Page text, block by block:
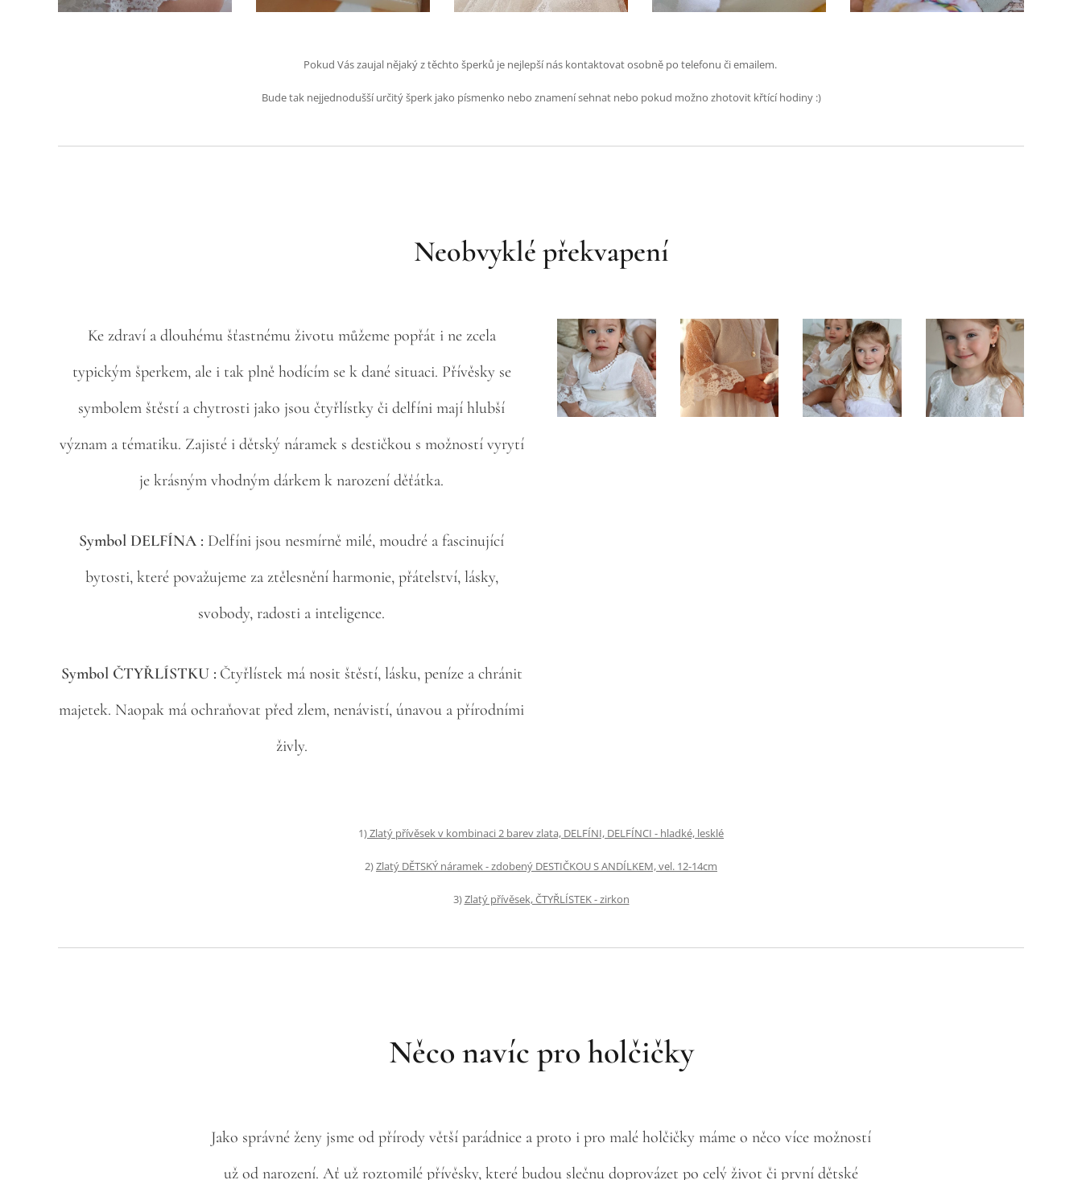
Pokud Vás zaujal nějaký z těchto šperků je nejlepší nás kontaktovat osobně po telefonu či emailem.
Bude tak nejjednodušší určitý šperk jako písmenko nebo znamení sehnat nebo pokud možno zhotovit křtící hodiny :)
Neobvyklé překvapení
Ke zdraví a dlouhému šťastnému životu můžeme popřát i ne zcela
typickým šperkem, ale i tak plně hodícím se k dané situaci. Přívěsky se
symbolem štěstí a chytrosti jako jsou čtyřlístky či delfíni mají hlubší
význam a tématiku. Zajisté i dětský náramek s destičkou s možností vyrytí
je krásným vhodným dárkem k narození děťátka.
Symbol DELFÍNA : Delfíni jsou nesmírně milé, moudré a fascinující
bytosti, které považujeme za ztělesnění harmonie, přátelství, lásky,
svobody, radosti a inteligence.
Symbol ČTYŘLÍSTKU : Čtyřlístek má nosit štěstí, lásku, peníze a chránit
majetek. Naopak má ochraňovat před zlem, nenávistí, únavou a přírodními
živly.
1)Zlatý přívěsek v kombinaci 2 barev zlata, DELFÍNI, DELFÍNCI - hladké, lesklé
2)Zlatý DĚTSKÝ náramek - zdobený DESTIČKOU S ANDÍLKEM, vel. 12-14cm
3)Zlatý přívěsek, ČTYŘLÍSTEK - zirkon
Něco navíc pro holčičky
Jako správné ženy jsme od přírody větší parádnice a proto i pro malé holčičky máme o něco více možností
už od narození. Ať už roztomilé přívěsky, které budou slečnu doprovázet po celý život či první dětské